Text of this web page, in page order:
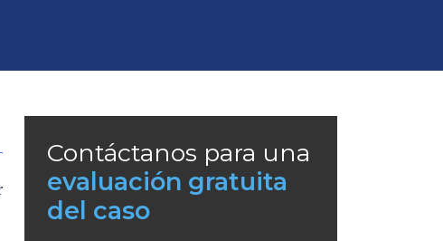
Contáctanos para una
evaluación gratuita
del caso